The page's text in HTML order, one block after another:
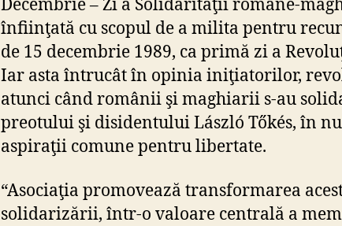
Decembrie – Zi a Solidarităţii române-
înfiinţată cu scopul de a milita pentru
de 15 decembrie 1989, ca primă zi a
Iar asta întrucât în opinia iniţiatorilor,
atunci când românii şi maghiarii s-au
preotului şi disidentului László Tőkés, în
aspiraţii comune pentru libertate.
“Asociaţia promovează transformarea
solidarizării, într-o valoare centrală a